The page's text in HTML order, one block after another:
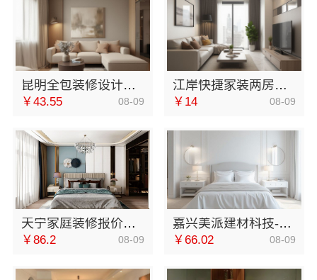
昆明全包装修设计全包价格，云南至高新型建材有限公司透明报价
￥43.55 08-09
江岸快捷家装两房一厅，本地快装（湖北）科技有限公司一站式省心装
￥14 08-09
天宁家庭装修报价，常州宜居佳装饰闭口合同无增项
￥86.2 08-09
嘉兴美派建材科技-本地家装施工全包透明报价
￥66.02 08-09